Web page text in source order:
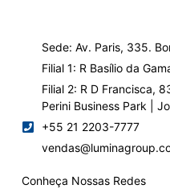
Sede: Av. Paris, 335.
Filial 1: R Basílio da
Filial 2: R D Francisca,
Perini Business Park |
+55 21 2203-7777
Conheça Nossas Redes